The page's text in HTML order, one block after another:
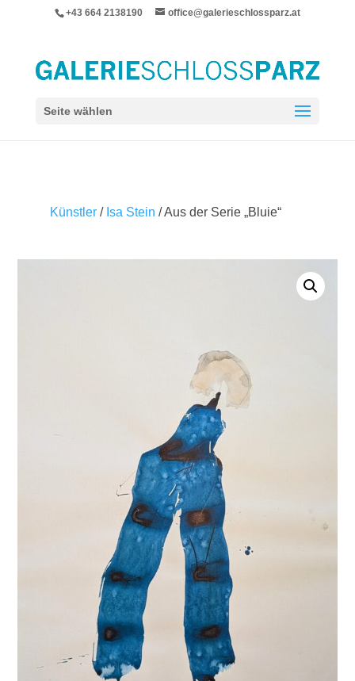
+43 664 2138190 office@galerieschlossparz.at
Seite wählen
Künstler/ Isa Stein / Aus der Serie „Bluie“